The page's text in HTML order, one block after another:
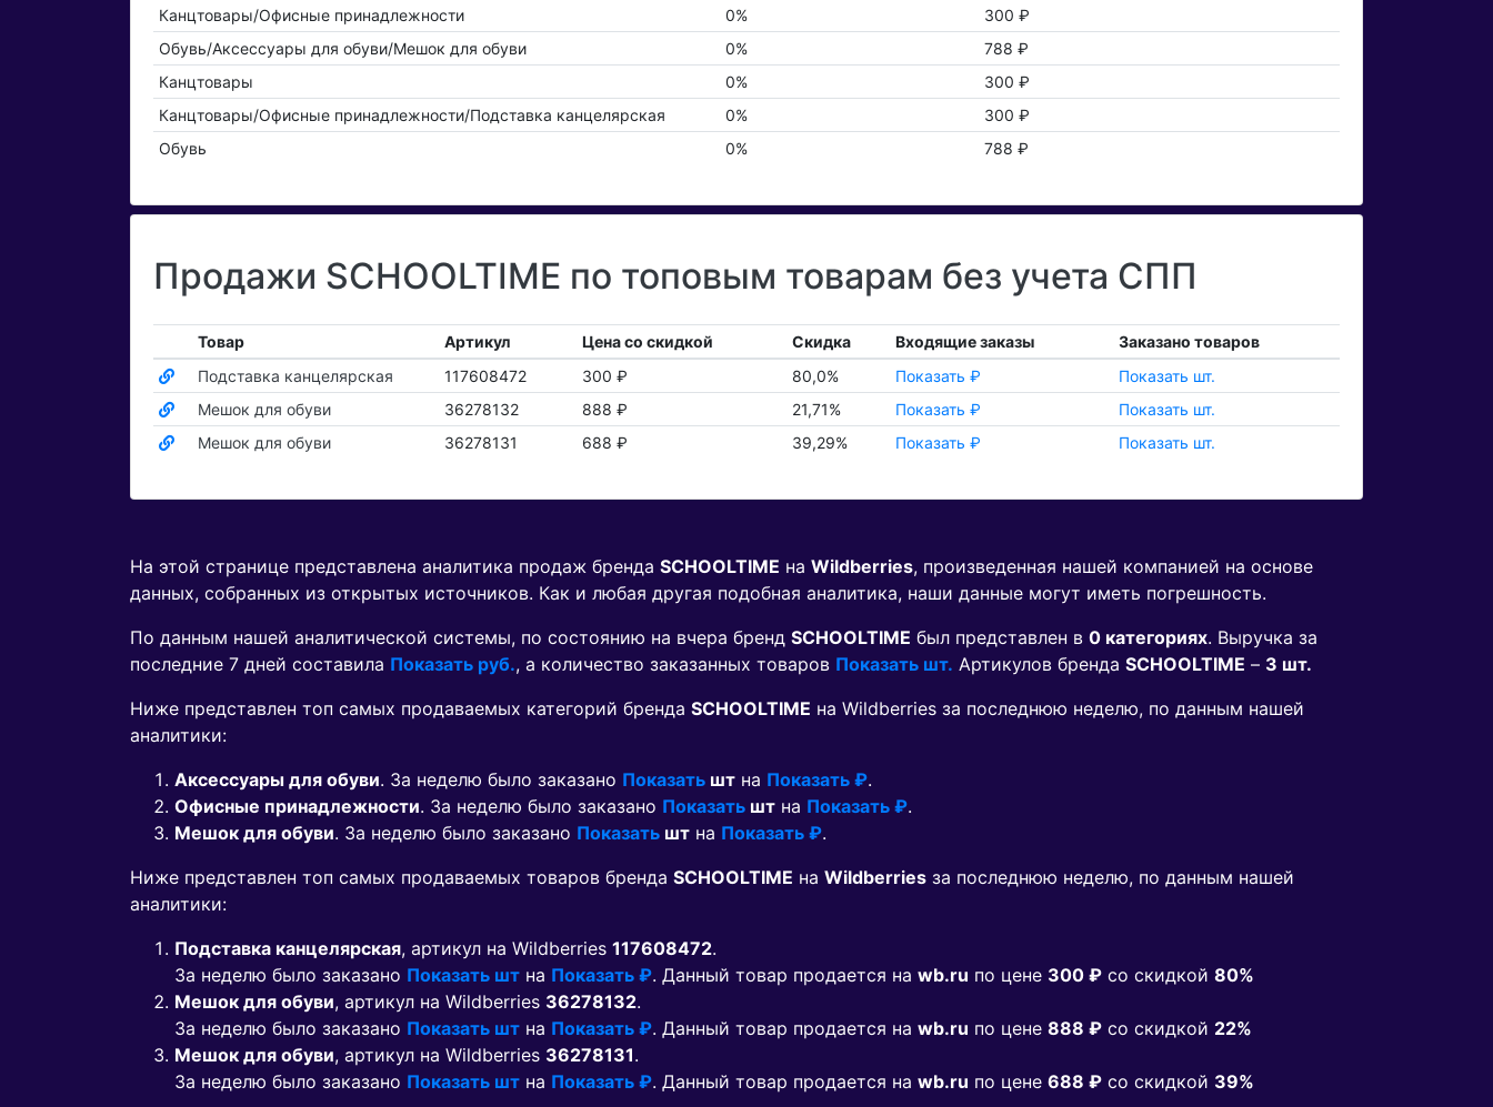
Канцтовары/Офисные принадлежности
0%
300 ₽
Обувь/Аксессуары для обуви/Мешок для обуви
0%
788 ₽
Канцтовары
0%
300 ₽
Канцтовары/Офисные принадлежности/Подставка канцелярская
0%
300 ₽
Обувь
0% 788 ₽
Продажи SCHOOLTIME по топовым товарам без учета СПП
Товар Артикул Цена со скидкой Скидка Входящие заказы
Заказано товаров
Подставка канцелярская
117608472 300 ₽ 80,0% Показать ₽
Показать шт.
Мешок для обуви
36278132 888 ₽ 21,71% Показать ₽
Показать шт.
Мешок для обуви
36278131 688 ₽ 39,29% Показать ₽ Показать шт.
На этой странице представлена аналитика продаж бренда SCHOOLTIME на Wildberries, произведенная нашей компанией на основе
данных, собранных из открытых источников. Как и любая другая подобная аналитика, наши данные могут иметь погрешность.
По данным нашей аналитической системы, по состоянию на вчера бренд SCHOOLTIME был представлен в 0 категориях. Выручка за
последние 7 дней составила Показать руб., а количество заказанных товаров Показать шт. Артикулов бренда SCHOOLTIME – 3 шт.
Ниже представлен топ самых продаваемых категорий бренда SCHOOLTIME на Wildberries за последнюю неделю, по данным нашей
аналитики:
Аксессуары для обуви. За неделю было заказано Показать шт на Показать ₽.
Офисные принадлежности. За неделю было заказано Показать шт на Показать ₽.
Мешок для обуви. За неделю было заказано Показать шт на Показать ₽.
Ниже представлен топ самых продаваемых товаров бренда SCHOOLTIME на Wildberries за последнюю неделю, по данным нашей
аналитики:
Подставка канцелярская, артикул на Wildberries 117608472.
За неделю было заказано Показать шт на Показать ₽. Данный товар продается на wb.ru по цене 300 ₽ co скидкой 80%
Мешок для обуви, артикул на Wildberries 36278132.
За неделю было заказано Показать шт на Показать ₽. Данный товар продается на wb.ru по цене 888 ₽ co скидкой 22%
Мешок для обуви, артикул на Wildberries 36278131.
За неделю было заказано Показать шт на Показать ₽. Данный товар продается на wb.ru по цене 688 ₽ co скидкой 39%